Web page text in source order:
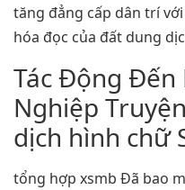
tăng đẳng cấp dân trí
hóa đọc của đất dung
Tác Động Đến
Nghiệp
dịch hình chữ
tổng hợp xsmb Đã bao